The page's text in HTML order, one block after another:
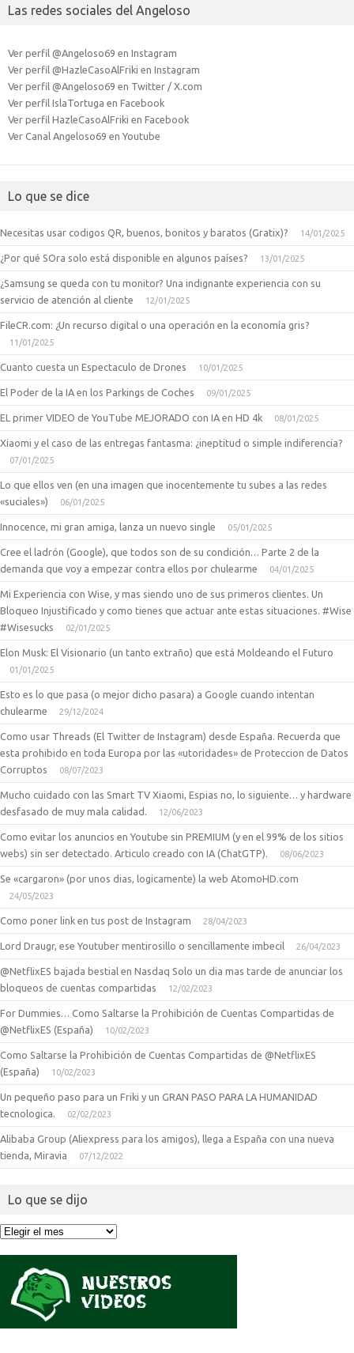
Las redes sociales del Angeloso
Ver perfil @Angeloso69 en Instagram
Ver perfil @HazleCasoAlFriki en Instagram
Ver perfil @Angeloso69 en Twitter / X.com
Ver perfil IslaTortuga en Facebook
Ver perfil HazleCasoAlFriki en Facebook
Ver Canal Angeloso69 en Youtube
Lo que se dice
Necesitas usar codigos QR, buenos, bonitos y baratos (Gratix)? 14/01/2025
¿Por qué SOra solo está disponible en algunos países? 13/01/2025
¿Samsung se queda con tu monitor? Una indignante experiencia con su
servicio de atención al cliente
12/01/2025
FileCR.com: ¿Un recurso digital o una operación en la economía gris?
11/01/2025
Cuanto cuesta un Espectaculo de Drones 10/01/2025
El Poder de la IA en los Parkings de Coches 09/01/2025
EL primer VIDEO de YouTube MEJORADO con IA en HD 4k 08/01/2025
Xiaomi y el caso de las entregas fantasma: ¿ineptitud o simple indiferencia?
07/01/2025
Lo que ellos ven (en una imagen que inocentemente tu subes a las redes
«suciales»)
06/01/2025
Innocence, mi gran amiga, lanza un nuevo single 05/01/2025
Cree el ladrón (Google), que todos son de su condición… Parte 2 de la
demanda que voy a empezar contra ellos por chulearme
04/01/2025
Mi Experiencia con Wise, y mas siendo uno de sus primeros clientes. Un
Bloqueo Injustificado y como tienes que actuar ante estas situaciones. #Wise
#Wisesucks
02/01/2025
Elon Musk: El Visionario (un tanto extraño) que está Moldeando el Futuro
01/01/2025
Esto es lo que pasa (o mejor dicho pasara) a Google cuando intentan
chulearme
29/12/2024
Como usar Threads (El Twitter de Instagram) desde España. Recuerda que
esta prohibido en toda Europa por las «utoridades» de Proteccion de Datos
Corruptos
08/07/2023
Mucho cuidado con las Smart TV Xiaomi, Espias no, lo siguiente… y hardware
desfasado de muy mala calidad.
12/06/2023
Como evitar los anuncios en Youtube sin PREMIUM (y en el 99% de los sitios
webs) sin ser detectado. Articulo creado con IA (ChatGTP).
08/06/2023
Se «cargaron» (por unos dias, logicamente) la web AtomoHD.com
24/05/2023
Como poner link en tus post de Instagram 28/04/2023
Lord Draugr, ese Youtuber mentirosillo o sencillamente imbecil 26/04/2023
@NetflixES bajada bestial en Nasdaq Solo un dia mas tarde de anunciar los
bloqueos de cuentas compartidas
12/02/2023
For Dummies… Como Saltarse la Prohibición de Cuentas Compartidas de
@NetflixES (España)
10/02/2023
Como Saltarse la Prohibición de Cuentas Compartidas de @NetflixES
(España)
10/02/2023
Un pequeño paso para un Friki y un GRAN PASO PARA LA HUMANIDAD
tecnologica.
02/02/2023
Alibaba Group (Aliexpress para los amigos), llega a España con una nueva
tienda, Miravia
07/12/2022
Lo que se dijo
Lo